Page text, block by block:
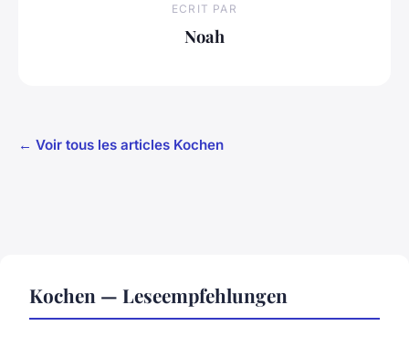
ECRIT PAR
Noah
← Voir tous les articles Kochen
Kochen — Leseempfehlungen